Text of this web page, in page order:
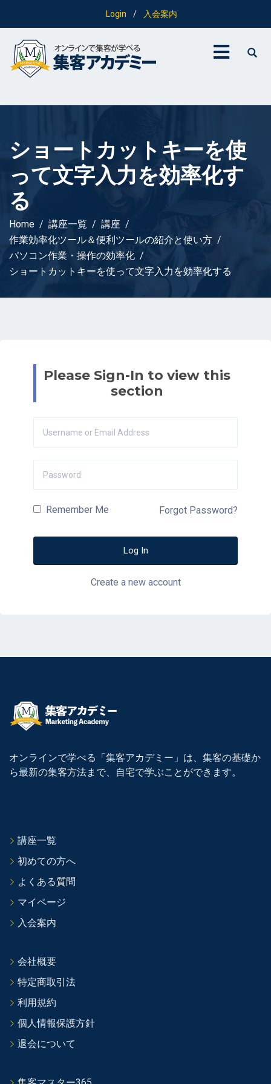
Login / 入会案内
ショートカットキーを使
って文字入力を効率化す
る
Home 講座一覧
講座
作業効率化ツール＆便利ツールの紹介と使い方
パソコン作業・操作の効率化
ショートカットキーを使って文字入力を効率化する
Please Sign-In to view this
section
Remember Me Forgot Password?
Create a new account
オンラインで学べる「集客アカデミー」は、集客の基礎か
ら最新の集客方法まで、自宅で学ぶことができます。
講座一覧
初めての方へ
よくある質問
マイページ
入会案内
会社概要
特定商取引法
利用規約
個人情報保護方針
退会について